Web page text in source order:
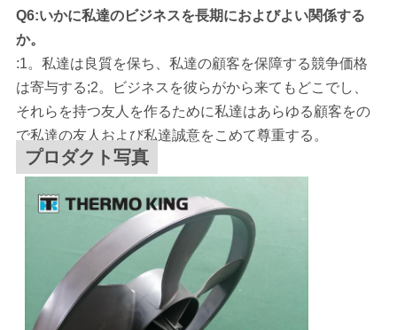
Q6:いかに私達のビジネスを長期におよびよい関係する
か。
:1。私達は良質を保ち、私達の顧客を保障する競争価格
は寄与する;2。ビジネスを彼らがから来てもどこでし、
それらを持つ友人を作るために私達はあらゆる顧客をの
で私達の友人および私達誠意をこめて尊重する。
プロダクト写真